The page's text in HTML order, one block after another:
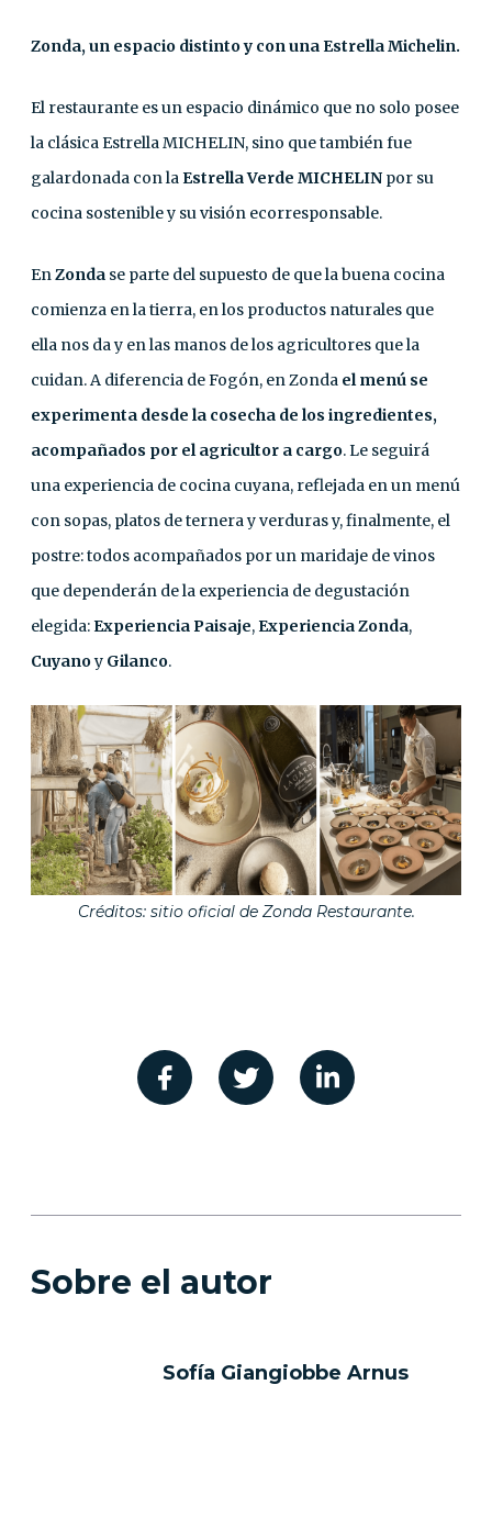
Zonda, un espacio distinto y con una Estrella Michelin.
El restaurante es un espacio dinámico que no solo posee
la clásica Estrella MICHELIN, sino que también fue
galardonada con laEstrella Verde MICHELIN por su
cocina sostenible y su visión ecorresponsable.
EnZonda se parte del supuesto de que la buena cocina
comienza en la tierra, en los productos naturales que
ella nos da y en las manos de los agricultores que la
cuidan. A diferencia de Fogón, en Zonda el menú se
experimenta desde la cosecha de los ingredientes,
acompañados por el agricultor a cargo. Le seguirá
una experiencia de cocina cuyana, reflejada en un menú
con sopas, platos de ternera y verduras y, finalmente, el
postre: todos acompañados por un maridaje de vinos
que dependerán de la experiencia de degustación
elegida:Experiencia Paisaje,Experiencia Zonda,
Cuyanoy Gilanco.
Créditos: sitio oficial de Zonda Restaurante.
Sobre el autor
Sofía Giangiobbe Arnus